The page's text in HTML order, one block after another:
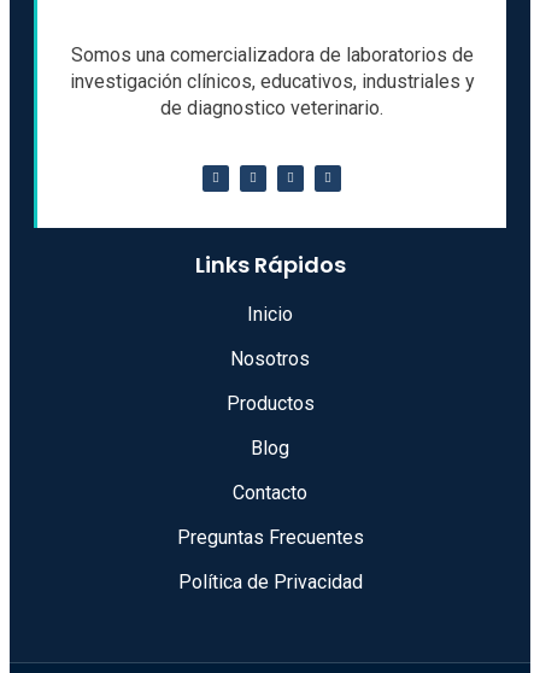
Somos una comercializadora de laboratorios de
investigación clínicos, educativos, industriales y
de diagnostico veterinario.
Links Rápidos
Inicio
Nosotros
Productos
Blog
Contacto
Preguntas Frecuentes
Política de Privacidad